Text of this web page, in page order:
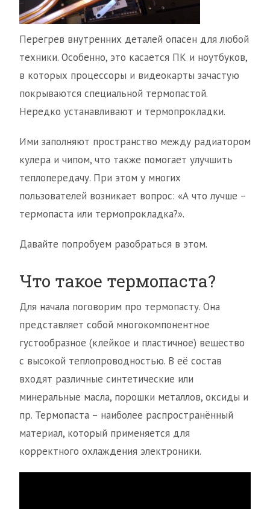
Перегрев внутренних деталей опасен для любой
техники. Особенно, это касается ПК и ноутбуков,
в которых процессоры и видеокарты зачастую
покрываются специальной термопастой.
Нередко устанавливают и термопрокладки.
Ими заполняют пространство между радиатором
кулера и чипом, что также помогает улучшить
теплопередачу. При этом у многих
пользователей возникает вопрос: «А что лучше –
термопаста или термопрокладка?».
Давайте попробуем разобраться в этом.
Что такое термопаста?
Для начала поговорим про термопасту. Она
представляет собой многокомпонентное
густообразное (клейкое и пластичное) вещество
с высокой теплопроводностью. В её состав
входят различные синтетические или
минеральные масла, порошки металлов, оксиды и
пр. Термопаста – наиболее распространённый
материал, который применяется для
корректного охлаждения электроники.